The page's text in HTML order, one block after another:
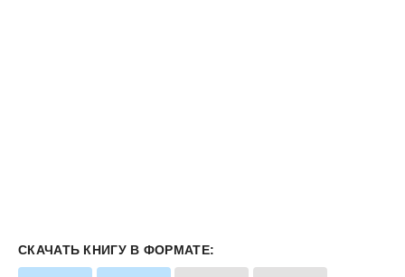
СКАЧАТЬ КНИГУ В ФОРМАТЕ: